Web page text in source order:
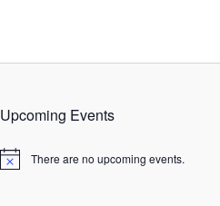
Upcoming Events
N
There are no upcoming events.